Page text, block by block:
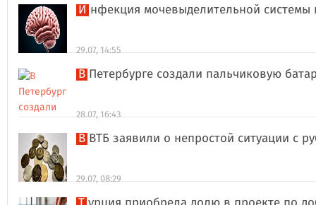
Инфекция мочевыделительной
29.07, 14:55
В Петербурге создали пальчиковую
28.07, 16:43
В ВТБ заявили о непростой ситуации с
29.07, 08:29